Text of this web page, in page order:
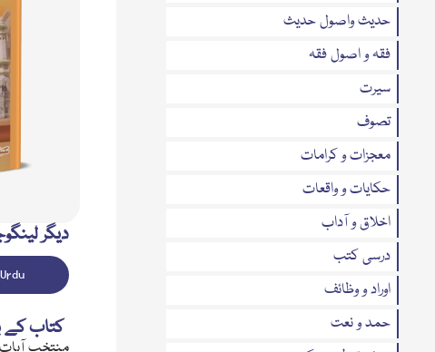
حدیث واصول حدیث
فقہ و اصول فقہ
سیرت
تصوف
معجزات و کرامات
حکایات و واقعات
اخلاق و آداب
درسی کتب
اوراد و وظائف
حمد و نعت
دیگر
Urdu
کتاب کے